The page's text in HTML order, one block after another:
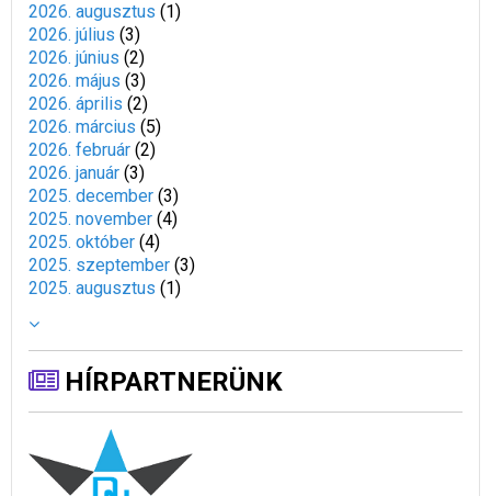
2026. augusztus (1)
2026. július (3)
2026. június (2)
2026. május (3)
2026. április (2)
2026. március (5)
2026. február (2)
2026. január (3)
2025. december (3)
2025. november (4)
2025. október (4)
2025. szeptember (3)
2025. augusztus (1)
HÍRPARTNERÜNK